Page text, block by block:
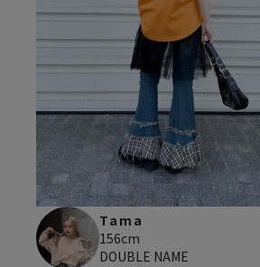
Tama
156cm
DOUBLE NAME